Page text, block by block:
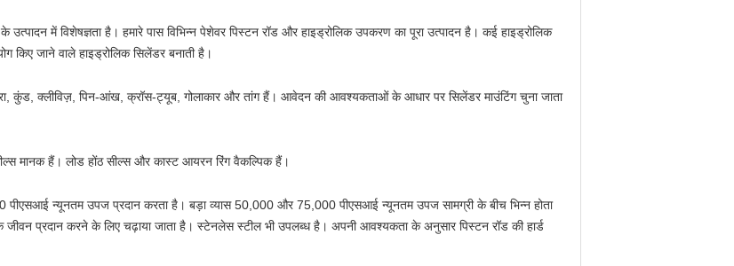
उत्पादन में विशेषज्ञता है। हमारे पास विभिन्न पेशेवर पिस्टन रॉड और हाइड्रोलिक उपकरण का पूरा उत्पादन है। कई हाइड्रोलिक
किए जाने वाले हाइड्रोलिक सिलेंडर बनाती है।
कुंड, क्लीविज़, पिन-आंख, क्रॉस-ट्यूब, गोलाकार और तांग हैं। आवेदन की आवश्यकताओं के आधार पर सिलेंडर माउंटिंग चुना जाता
मानक हैं। लोड होंठ सील्स और कास्ट आयरन रिंग वैकल्पिक हैं।
पीएसआई न्यूनतम उपज प्रदान करता है। बड़ा व्यास 50,000 और 75,000 पीएसआई न्यूनतम उपज सामग्री के बीच भिन्न होता
प्रदान करने के लिए चढ़ाया जाता है। स्टेनलेस स्टील भी उपलब्ध है। अपनी आवश्यकता के अनुसार पिस्टन रॉड की हार्ड